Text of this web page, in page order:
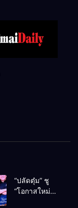
“ปลัดตุ๋ม” ชู
“โอกาสใหม่”